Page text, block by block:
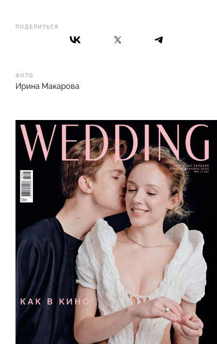
ПОДЕЛИТЬСЯ
ФОТО
Ирина Макарова